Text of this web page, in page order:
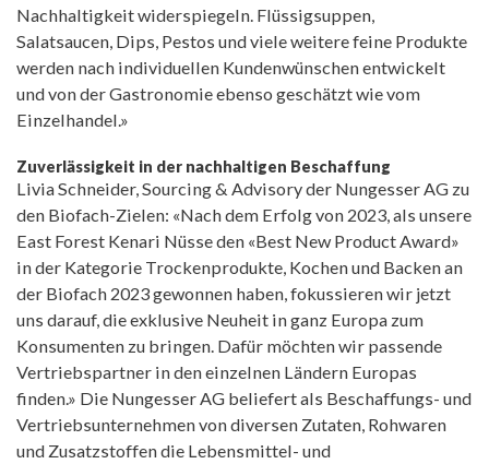
Nachhaltigkeit widerspiegeln. Flüssigsuppen,
Salatsaucen, Dips, Pestos und viele weitere feine Produkte
werden nach individuellen Kundenwünschen entwickelt
und von der Gastronomie ebenso geschätzt wie vom
Einzelhandel.»
Zuverlässigkeit in der nachhaltigen Beschaffung
Livia Schneider, Sourcing & Advisory der Nungesser AG zu
den Biofach-Zielen: «Nach dem Erfolg von 2023, als unsere
East Forest Kenari Nüsse den «Best New Product Award»
in der Kategorie Trockenprodukte, Kochen und Backen an
der Biofach 2023 gewonnen haben, fokussieren wir jetzt
uns darauf, die exklusive Neuheit in ganz Europa zum
Konsumenten zu bringen. Dafür möchten wir passende
Vertriebspartner in den einzelnen Ländern Europas
finden.» Die Nungesser AG beliefert als Beschaffungs- und
Vertriebsunternehmen von diversen Zutaten, Rohwaren
und Zusatzstoffen die Lebensmittel- und